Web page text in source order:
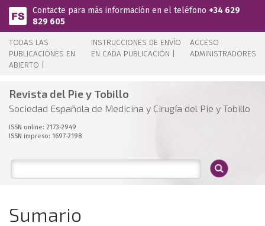
Pasar al contenido principal
Contacte para más información en el teléfono +34 629
829 605
TODAS LAS
PUBLICACIONES EN
ABIERTO |
INSTRUCCIONES DE ENVÍO
EN CADA PUBLICACIÓN |
ACCESO
ADMINISTRADORES
Revista del Pie y Tobillo
Sociedad Española de Medicina y Cirugía del Pie y Tobillo
ISSN online: 2173-2949
ISSN impreso: 1697-2198
Sumario